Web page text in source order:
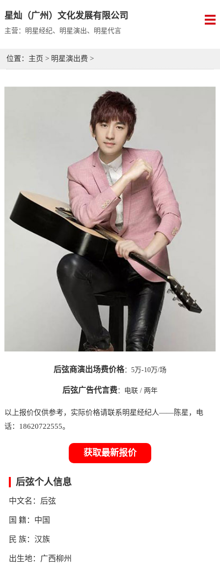
星灿（广州）文化发展有限公司
主营：明星经纪、明星演出、明星代言
位置： 主页 > 明星演出费 >
后弦商演出场费价格：5万-10万/场
后弦广告代言费： 电联/ 两年
以上报价仅供参考，实际价格请联系明星经纪人——陈星，电
话：18620722555。
获取最新报价
后弦个人信息
中文名：后弦
国 籍：中国
民 族：汉族
出生地：广西柳州